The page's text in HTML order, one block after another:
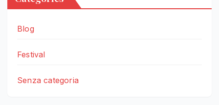
Blog
Festival
Senza categoria